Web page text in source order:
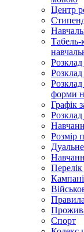
Центр
Табель-
Розклад
Розклад
форми
Графік
Розмір
Спорт